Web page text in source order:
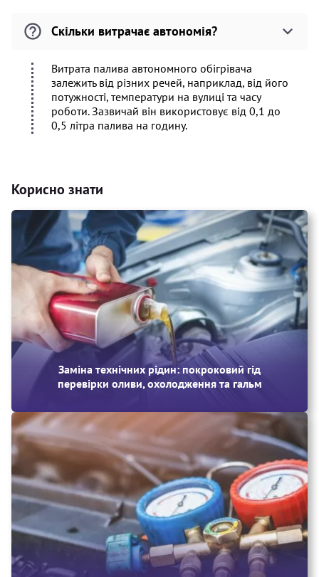
Скільки витрачає автономія?
Витрата палива автономного обігрівача
залежить від різних речей, наприклад, від його
потужності, температури на вулиці та часу
роботи. Зазвичай він використовує від 0,1 до
0,5 літра палива на годину.
Корисно знати
Заміна технічних рідин: покроковий гід
перевірки оливи, охолодження та гальм